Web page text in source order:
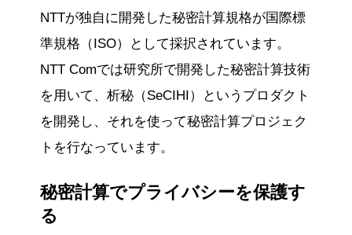
NTTが独自に開発した秘密計算規格が国際標
準規格（ISO）として採択されています。
NTT Comでは研究所で開発した秘密計算技術
を用いて、析秘（SeCIHI）というプロダクト
を開発し、それを使って秘密計算プロジェク
トを行なっています。
秘密計算でプライバシーを保護す
る